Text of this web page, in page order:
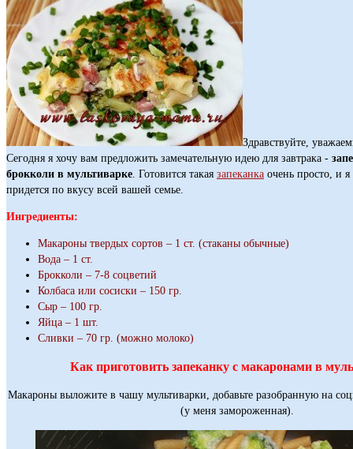
Здравствуйте,
Сегодня я хочу вам предложить замечательную идею для завтрака -
брокколи в мультиварке . Готовится такая запеканка очень просто, и
придется по вкусу всей вашей семье.
Ингредиенты:
Макароны твердых сортов – 1 ст. (стаканы обычные)
Вода – 1 ст.
Брокколи – 7-8 соцветий
Колбаса или сосиски – 150 гр.
Сыр – 100 гр.
Яйца – 1 шт.
Сливки – 70 гр. (можно молоко)
Как приготовить запеканку с макаронами в
Макароны выложите в чашу мультиварки, добавьте разобранную на
(у меня замороженная).